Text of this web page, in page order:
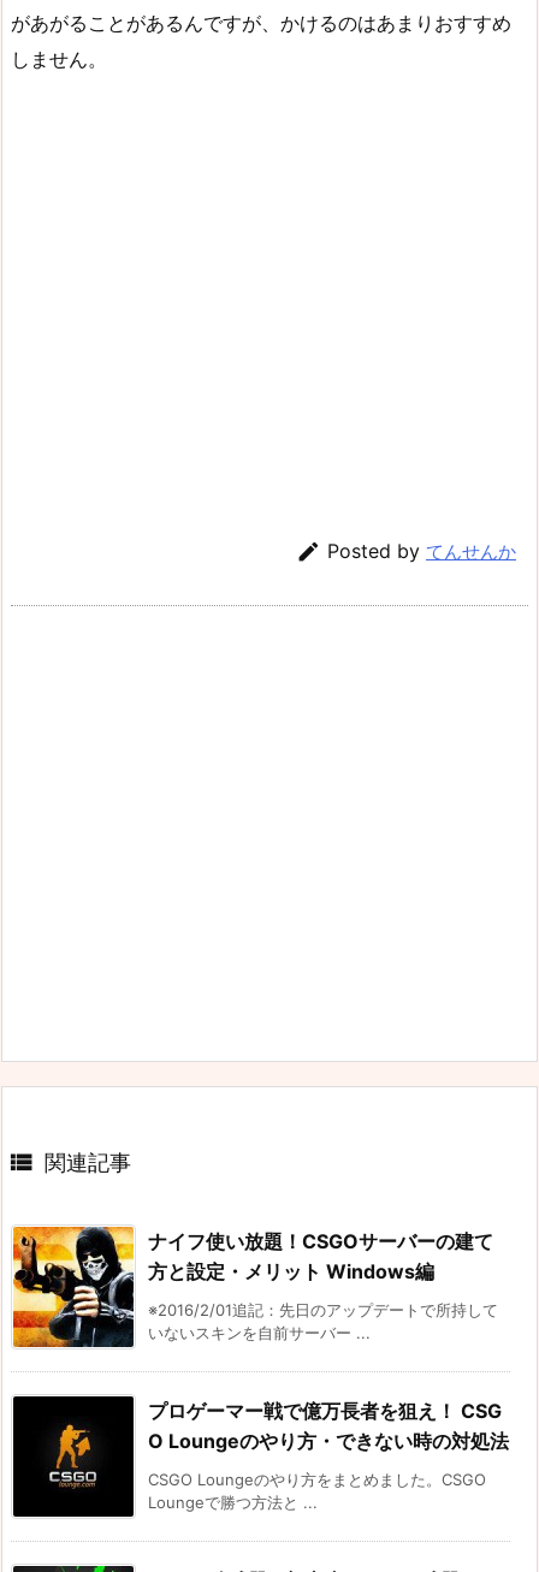
があがることがあるんですが、かけるのはあまりおすすめ
しません。
 Posted by てんせんか
 関連記事
ナイフ使い放題！CSGOサーバーの建て
方と設定・メリット Windows編
※2016/2/01追記：先日のアップデートで所持して
いないスキンを自前サーバー ...
プロゲーマー戦で億万長者を狙え！ CSG
O Loungeのやり方・できない時の対処法
CSGO Loungeのやり方をまとめました。CSGO
Loungeで勝つ方法と ...